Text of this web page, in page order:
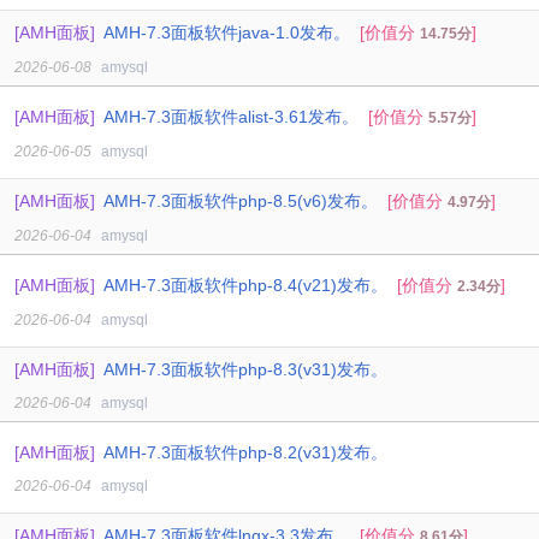
[AMH面板] AMH-7.3面板软件java-1.0发布。 [价值分 14.75分]
2026-06-08 amysql
[AMH面板] AMH-7.3面板软件alist-3.61发布。 [价值分 5.57分]
2026-06-05 amysql
[AMH面板] AMH-7.3面板软件php-8.5(v6)发布。 [价值分 4.97分]
2026-06-04 amysql
[AMH面板] AMH-7.3面板软件php-8.4(v21)发布。 [价值分 2.34分]
2026-06-04 amysql
[AMH面板] AMH-7.3面板软件php-8.3(v31)发布。
2026-06-04 amysql
[AMH面板] AMH-7.3面板软件php-8.2(v31)发布。
2026-06-04 amysql